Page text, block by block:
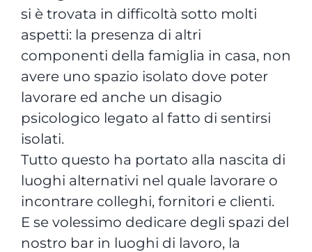
si è trovata in difficoltà sotto molti
aspetti: la presenza di altri
componenti della famiglia in casa, non
avere uno spazio isolato dove poter
lavorare ed anche un disagio
psicologico legato al fatto di sentirsi
isolati.
Tutto questo ha portato alla nascita di
luoghi alternativi nel quale lavorare o
incontrare colleghi, fornitori e clienti.
E se volessimo dedicare degli spazi del
nostro bar in luoghi di lavoro, la